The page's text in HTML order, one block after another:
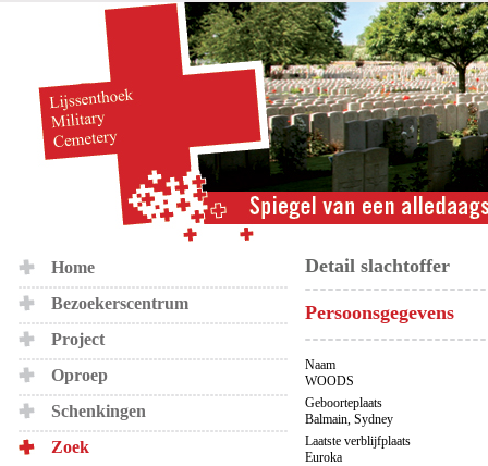
Home
Bezoekerscentrum
Project
Oproep
Schenkingen
Zoek
Detail slachtoffer
Persoonsgegevens
Naam
WOODS
Geboorteplaats
Balmain, Sydney
Laatste verblijfplaats
Euroka